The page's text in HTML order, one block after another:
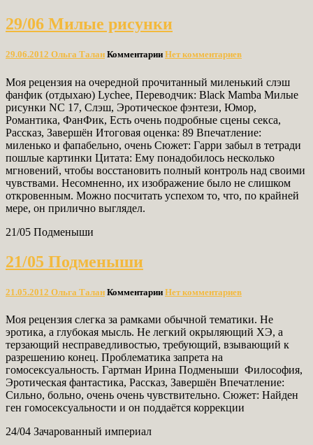
29/06 Милые рисунки
29.06.2012 Ольга Талан Комментарии Нет комментариев
Моя рецензия на очередной прочитанный миленький слэш
фанфик (отдыхаю) Lychee, Переводчик: Black Mamba Милые
рисунки NC 17, Слэш, Эротическое фэнтези, Юмор,
Романтика, ФанФик, Есть очень подробные сцены секса,
Рассказ, Завершён Итоговая оценка: 89 Впечатление:
миленько и фапабельно, очень Сюжет: Гарри забыл в тетради
пошлые картинки Цитата: Ему понадобилось несколько
мгновений, чтобы восстановить полный контроль над своими
чувствами. Несомненно, их изображение было не слишком
откровенным. Можно посчитать успехом то, что, по крайней
мере, он прилично выглядел.
21/05 Подменыши
21/05 Подменыши
21.05.2012 Ольга Талан Комментарии Нет комментариев
Моя рецензия слегка за рамками обычной тематики. Не
эротика, а глубокая мысль. Не легкий окрыляющий ХЭ, а
терзающий несправедливостью, требующий, взывающий к
разрешению конец. Проблематика запрета на
гомосексуальность. Гартман Ирина Подменыши Философия,
Эротическая фантастика, Рассказ, Завершён Впечатление:
Сильно, больно, очень очень чувствительно. Сюжет: Найден
ген гомосексуальности и он поддаётся коррекции
24/04 Зачарованный империал